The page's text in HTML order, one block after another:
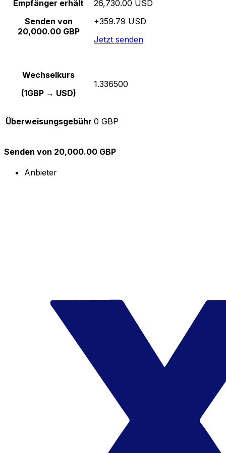
Empfänger erhält
Senden von
20,000.00 GBP
26,730.00 USD
+359.79 USD
Jetzt senden
Wechselkurs
(1GBP → USD)
1.336500
Überweisungsgebühr 0 GBP
Senden von 20,000.00 GBP
Anbieter